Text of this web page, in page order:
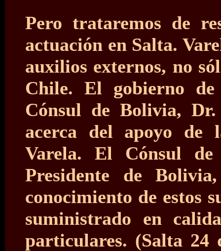
Pero trataremos de
actuación en Salta.
auxilios externos, no
Chile. El gobierno
Cónsul de Bolivia,
acerca del apoyo de
Varela. El Cónsul
Presidente de
conocimiento de estos
suministrado en
particulares. (Salta 24